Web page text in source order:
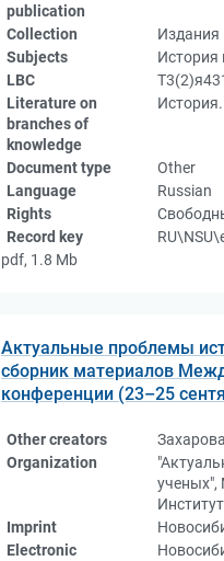
publication
Collection
Издания
Subjects
История
LBC
Literature on
branches of
knowledge
Document type
Other
Language
Russian
Rights
Record key
pdf, 1.8 Mb
Актуальные проблемы
сборник материалов
конференции (23–25
Other creators
Organization
Imprint
Electronic